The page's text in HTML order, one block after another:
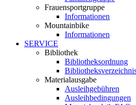
Frauensportgruppe
Informationen
Mountainbike
Informationen
SERVICE
Bibliothek
Bibliotheksordnung
Materialausgabe
Ausleihgebühren
Ausleihbedingungen